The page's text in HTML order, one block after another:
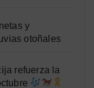
y
otoñales
refuerza la